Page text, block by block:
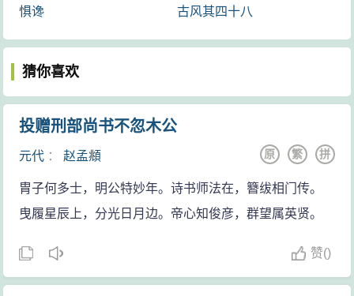
惧谗 古风其四十八
猜你喜欢
投赠刑部尚书不忽木公
元代 ：赵孟頫 拼
繁
原
胄子何多士，明公特妙年。诗书师法在，簪绂相门传。
曳履星辰上，分光日月边。帝心知俊彦，群望属英贤。
赞()